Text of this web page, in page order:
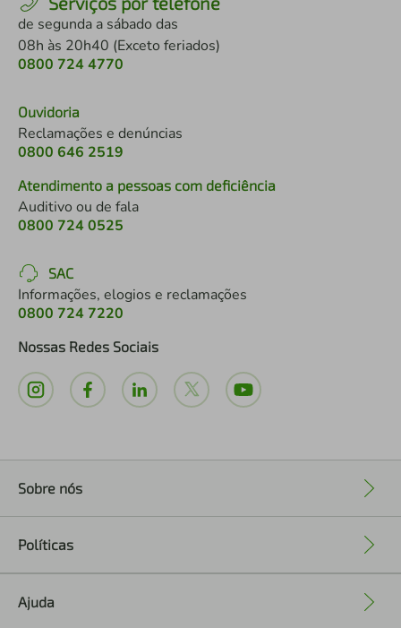
de segunda a sábado das
08h às 20h40 (Exceto feriados)
0800 724 4770
Ouvidoria
Reclamações e denúncias
0800 646 2519
Atendimento a pessoas com deficiência
Auditivo ou de fala
0800 724 0525
SAC
Informações, elogios e reclamações
0800 724 7220
Nossas Redes Sociais
Sobre nós
Políticas
Ajuda